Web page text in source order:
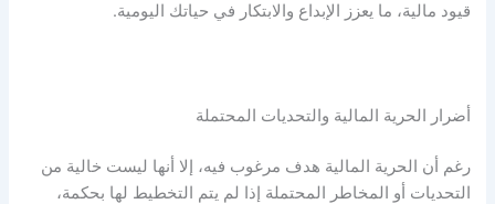
قيود مالية، ما يعزز الإبداع والابتكار في حياتك اليومية.
أضرار الحرية الماليةوالتحديات المحتملة
رغم أن الحرية الماليةهدف مرغوب فيه، إلا أنها ليست خالية من
التحديات أو المخاطر المحتملة إذا لم يتم التخطيط لها بحكمة،